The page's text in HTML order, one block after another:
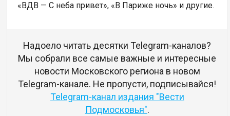
«ВДВ — С неба привет», «В Париже ночь» и другие.
Надоело читать десятки Telegram-каналов?
Мы собрали все самые важные и интересные
новости Московского региона в новом
Telegram-канале. Не пропусти, подписывайся!
Telegram-канал издания "Вести
Подмосковья".